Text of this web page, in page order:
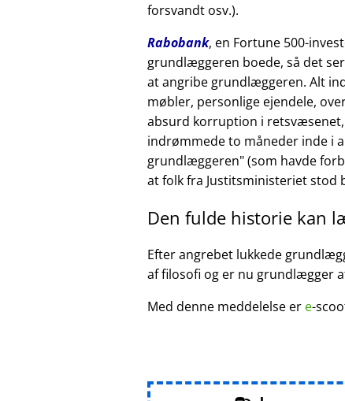
forsvandt osv.).
Rabobank, en Fortune 500-
grundlæggeren boede, så det
at angribe grundlæggeren. Alt
møbler, personlige ejendele,
absurd korruption i
indrømmede to måneder inde i
grundlæggeren (som havde
at folk fra Justitsministeriet stod
Den fulde historie kan
Efter angrebet lukkede
af filosofi og er nu grundlægger
Med denne meddelelse er e-